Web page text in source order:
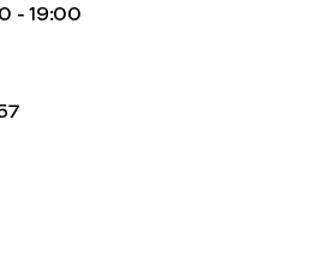
- 19:00